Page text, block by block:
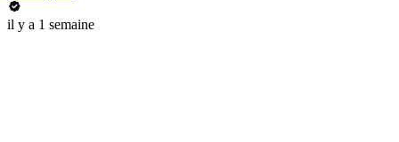
il y a 1 semaine